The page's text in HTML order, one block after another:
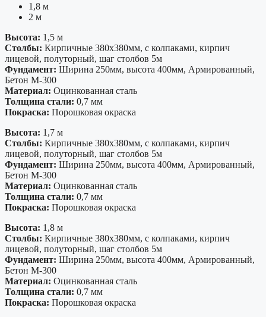
1,8 м
2 м
Высота: 1,5 м
Столбы: Кирпичные 380х380мм, с колпаками, кирпич
лицевой, полуторный, шаг столбов 5м
Фундамент: Ширина 250мм, высота 400мм, Армированный,
Бетон М-300
Материал: Оцинкованная сталь
Толщина стали: 0,7 мм
Покраска: Порошковая окраска
Высота: 1,7 м
Столбы: Кирпичные 380х380мм, с колпаками, кирпич
лицевой, полуторный, шаг столбов 5м
Фундамент: Ширина 250мм, высота 400мм, Армированный,
Бетон М-300
Материал: Оцинкованная сталь
Толщина стали: 0,7 мм
Покраска: Порошковая окраска
Высота: 1,8 м
Столбы: Кирпичные 380х380мм, с колпаками, кирпич
лицевой, полуторный, шаг столбов 5м
Фундамент: Ширина 250мм, высота 400мм, Армированный,
Бетон М-300
Материал: Оцинкованная сталь
Толщина стали: 0,7 мм
Покраска: Порошковая окраска